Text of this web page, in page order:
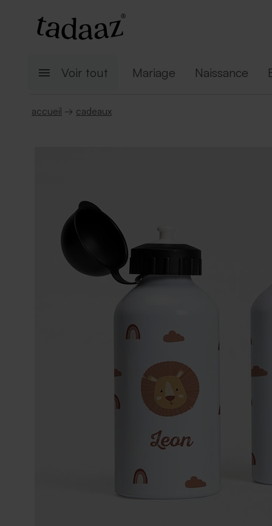
Voir tout Mariage Naissance
accueil → cadeaux